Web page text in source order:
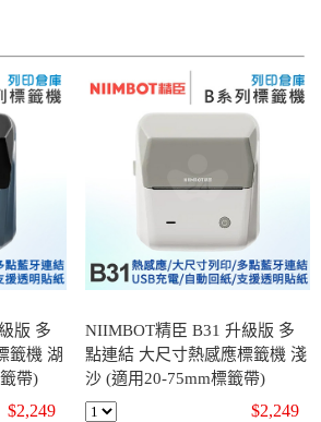
版 多
籤機 湖
帶)
$2,249
NIIMBOT精臣 B31 升級版 多
點連結 大尺寸熱感應標籤機 淺
沙 (適用20-75mm標籤帶)
$2,249